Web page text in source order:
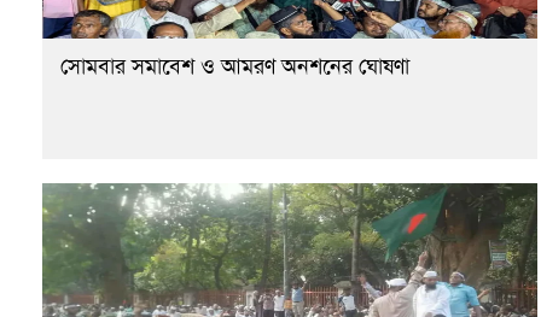
সোমবার সমাবেশ ও আমরণ অনশনের ঘোষণা